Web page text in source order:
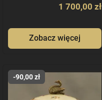
1 700,00 zł
Zobacz więcej
-90,00 zł